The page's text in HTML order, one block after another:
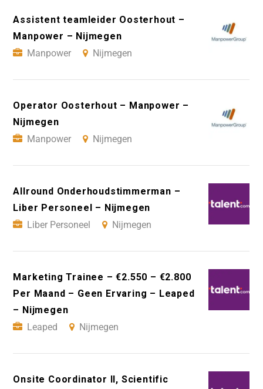
Assistent teamleider Oosterhout –
Manpower – Nijmegen
Manpower
Nijmegen
Operator Oosterhout – Manpower –
Nijmegen
Manpower
Nijmegen
Allround Onderhoudstimmerman –
Liber Personeel – Nijmegen
Liber Personeel
Nijmegen
Marketing Trainee – €2.550 – €2.800
Per Maand – Geen Ervaring – Leaped
– Nijmegen
Leaped
Nijmegen
Onsite Coordinator II, Scientific